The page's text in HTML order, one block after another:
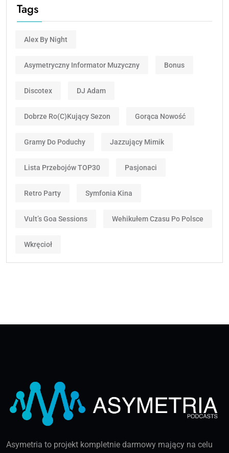
Tags
Alex By Night
Asymetryczny Informator Muzyczny Bonus
Discotex DJ Adam
Dobrze Ro(c)kujący Sezon Gorąca Nowość
Gramy Do Poduchy Jazzujący Mimik
Lista Przebojów TOP30 Pasjonaci
Retro Party Symfonia Kina
Vult’s Goa Sessions Wehikułem Czasu Po Polsce
Wkręcioł
Asymetria to projekt kompletnie darmowy mający na celu